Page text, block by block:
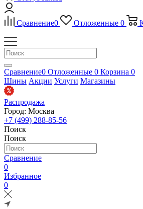
Сравнение0 Отложенные 0
Сравнение0 Отложенные 0 Корзина 0
Шины Акции Услуги Магазины
Распродажа
Город: Москва
+7 (499) 288-85-56
Поиск
Поиск
Сравнение
0
Избранное
0